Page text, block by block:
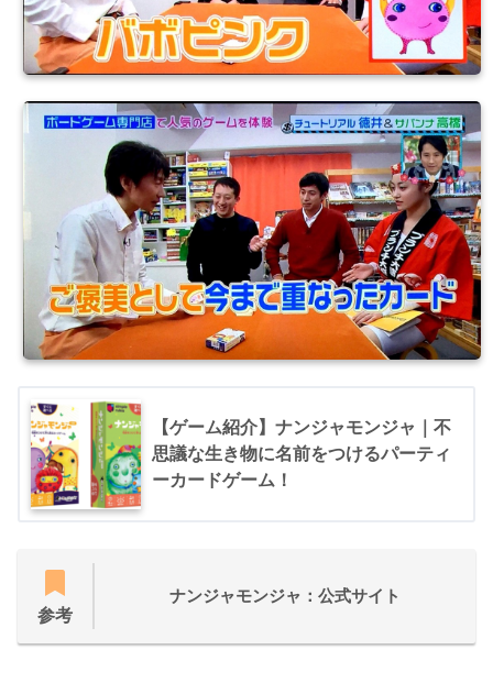
【ゲーム紹介】ナンジャモンジャ｜不
思議な生き物に名前をつけるパーティ
ーカードゲーム！
参考
ナンジャモンジャ：公式サイト